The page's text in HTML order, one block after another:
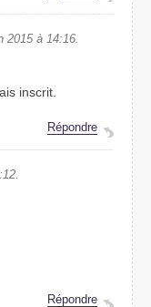
2015 à 14:16.
inscrit.
Répondre
Répondre